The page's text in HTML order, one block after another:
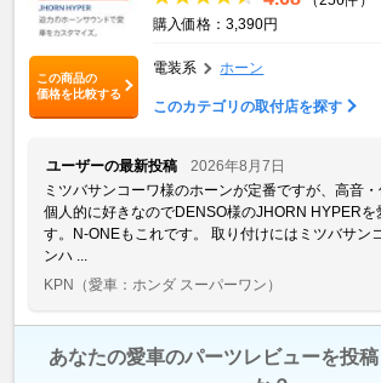
この商品の
価格を比較する
購入価格：3,390円
電装系 ホーン
このカテゴリの取付店を探す
ユーザーの最新投稿
2026年8月7日
ミツバサンコーワ様のホーンが定番ですが、高音
個人的に好きなのでDENSO様のJHORN HYPERを
す。N-ONEもこれです。 取り付けにはミツバサン
ンハ ...
KPN （愛車：ホンダ スーパーワン）
あなたの愛車のパーツレビューを投